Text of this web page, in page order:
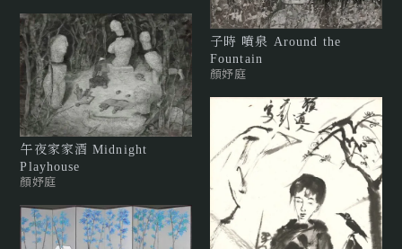
午夜家家酒 Midnight
Playhouse
顏妤庭
子時 噴泉 Around the
Fountain
顏妤庭